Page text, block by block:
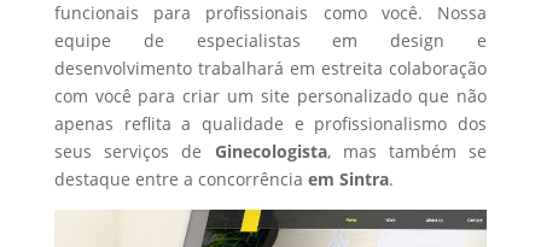
funcionais para profissionais como você. Nossa
equipe de especialistas em design e
desenvolvimento trabalhará em estreita colaboração
com você para criar um site personalizado que não
apenas reflita a qualidade e profissionalismo dos
seus serviços de Ginecologista, mas também se
destaque entre a concorrência em Sintra.